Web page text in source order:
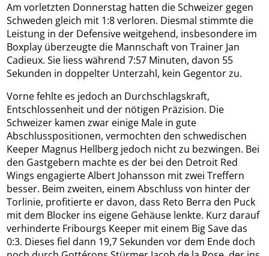
Am vorletzten Donnerstag hatten die Schweizer gegen
Schweden gleich mit 1:8 verloren. Diesmal stimmte die
Leistung in der Defensive weitgehend, insbesondere im
Boxplay überzeugte die Mannschaft von Trainer Jan
Cadieux. Sie liess während 7:57 Minuten, davon 55
Sekunden in doppelter Unterzahl, kein Gegentor zu.
Vorne fehlte es jedoch an Durchschlagskraft,
Entschlossenheit und der nötigen Präzision. Die
Schweizer kamen zwar einige Male in gute
Abschlusspositionen, vermochten den schwedischen
Keeper Magnus Hellberg jedoch nicht zu bezwingen. Bei
den Gastgebern machte es der bei den Detroit Red
Wings engagierte Albert Johansson mit zwei Treffern
besser. Beim zweiten, einem Abschluss von hinter der
Torlinie, profitierte er davon, dass Reto Berra den Puck
mit dem Blocker ins eigene Gehäuse lenkte. Kurz darauf
verhinderte Fribourgs Keeper mit einem Big Save das
0:3. Dieses fiel dann 19,7 Sekunden vor dem Ende doch